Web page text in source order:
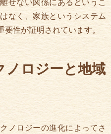
せない関係にあるというこ
なく、家族というシステム
性が証明されています。
ノロジーと地域
ノロジーの進化によってさ